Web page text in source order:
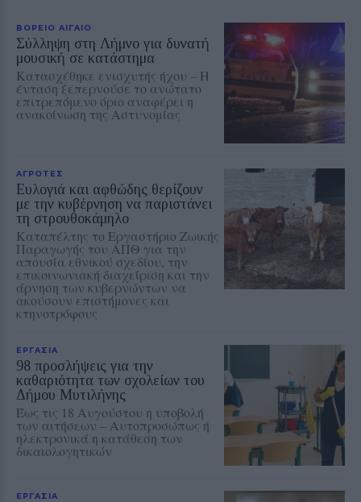
ΒΟΡΕΙΟ ΑΙΓΑΙΟ
Σύλληψη στη Λήμνο για δυνατή
μουσική σε κατάστημα
Κατασχέθηκε ενισχυτής ήχου – Η
ένταση ξεπερνούσε το ανώτατο
επιτρεπόμενο όριο αναφέρει η
ανακοίνωση της Αστυνομίας
ΑΓΡΟΤΕΣ
Ευλογιά και αφθώδης θερίζουν
με την κυβέρνηση να παριστάνει
τη στρουθοκάμηλο
Καταπέλτης το Εργαστήριο Ζωικής
Παραγωγής του ΑΠΘ για την
απουσία εθνικού σχεδίου, την
επικοινωνιακή διαχείριση και την
άρνηση των κυβερνώντων να
ακούσουν επιστήμονες και
κτηνοτρόφους
ΕΡΓΑΣΙΑ
98 προσλήψεις για την
καθαριότητα των σχολείων του
Δήμου Μυτιλήνης
Έως τις 18 Αυγούστου η υποβολή
των αιτήσεων – Αυτοπροσώπως ή
ηλεκτρονικά η κατάθεση των
δικαιολογητικών
ΕΡΓΑΣΙΑ